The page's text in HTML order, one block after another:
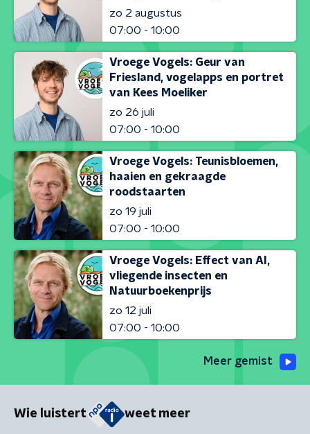
zo 2 augustus
07:00 - 10:00
Vroege Vogels: Geur van
Friesland, vogelapps en portret
van Kees Moeliker
zo 26 juli
07:00 - 10:00
Vroege Vogels: Teunisbloemen,
haaien en gekraagde
roodstaarten
zo 19 juli
07:00 - 10:00
Vroege Vogels: Effect van AI,
vliegende insecten en
Natuurboekenprijs
zo 12 juli
07:00 - 10:00
Meer gemist
Wie luistert weet meer